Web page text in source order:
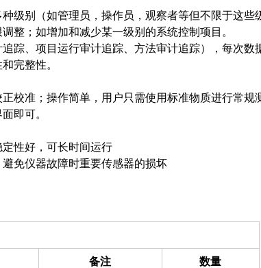
别（如管理员，操作员，观察者等但不限于这些
；如增加和减少某一级别的系统控制项目。
、项目运行审计追踪、方法审计追踪），每次数
完整性。
准；操作简单，用户只需使用标准物质进行常规
即可。
性好，可长时间运行
仪器故障时重要传感器的损坏
备注 数量